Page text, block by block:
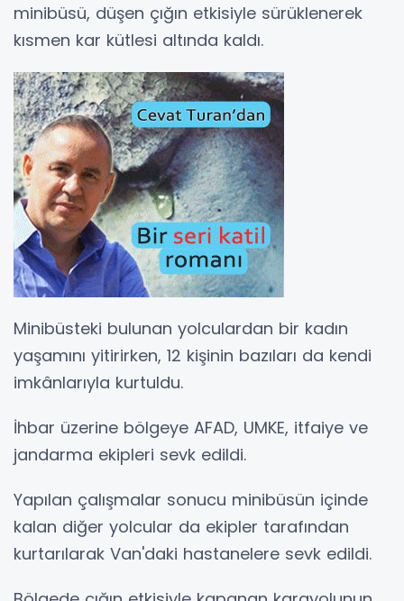
minibüsü, düşen çığın etkisiyle sürüklenerek
kısmen kar kütlesi altında kaldı.
Minibüsteki bulunan yolculardan bir kadın
yaşamını yitirirken, 12 kişinin bazıları da kendi
imkânlarıyla kurtuldu.
İhbar üzerine bölgeye AFAD, UMKE, itfaiye ve
jandarma ekipleri sevk edildi.
Yapılan çalışmalar sonucu minibüsün içinde
kalan diğer yolcular da ekipler tarafından
kurtarılarak Van'daki hastanelere sevk edildi.